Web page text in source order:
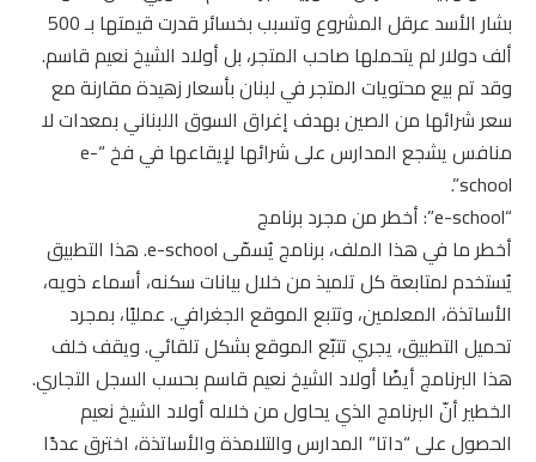
بشار الأسد عرقل المشروع وتسبب بخسائر قدرت قيمتها بـ 500
ألف دولار لم يتحملها صاحب المتجر، بل أولاد الشيخ نعيم قاسم.
وقد تم بيع محتويات المتجر في لبنان بأسعار زهيدة مقارنة مع
سعر شرائها من الصين بهدف إغراق السوق اللبناني بمعدات لا
منافس يشجع المدارس على شرائها لإيقاعها في فخ “e-
school”.
“e-school”: أخطر من مجرد برنامج
أخطر ما في هذا الملف، برنامج يُسمّى e-school. هذا التطبيق
يُستخدم لمتابعة كل تلميذ من خلال بيانات سكنه، أسماء ذويه،
الأساتذة، المعلمين، وتتبع الموقع الجغرافي. عمليًا، بمجرد
تحميل التطبيق، يجري تتبّع الموقع بشكل تلقائي. ويقف خلف
هذا البرنامج أيضًا أولاد الشيخ نعيم قاسم بحسب السجل التجاري.
الخطير أنّ البرنامج الذي يحاول من خلاله أولاد الشيخ نعيم
الحصول على “داتا” المدارس والتلامذة والأساتذة، اخترق عددًا